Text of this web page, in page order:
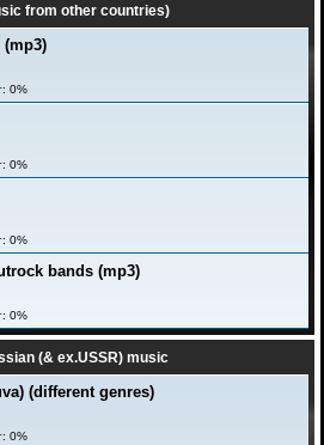
from other countries)
(mp3)
0%
0%
0%
bands (mp3)
0%
(& ex.USSR) music
(different genres)
0%